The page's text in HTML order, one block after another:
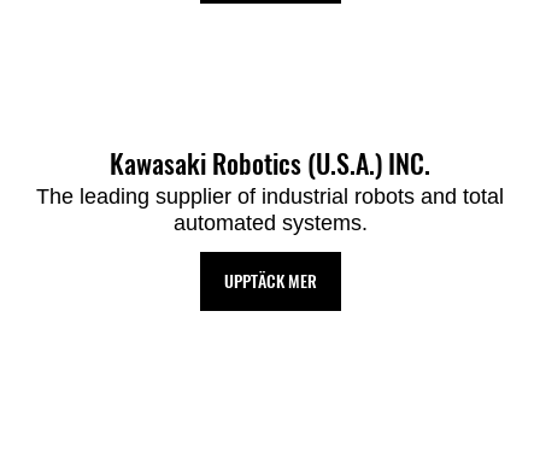
Kawasaki Robotics (U.S.A.) INC.
The leading supplier of industrial robots and total
automated systems.
UPPTÄCK MER